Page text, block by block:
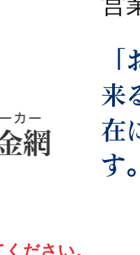
来
在
す
ださい。